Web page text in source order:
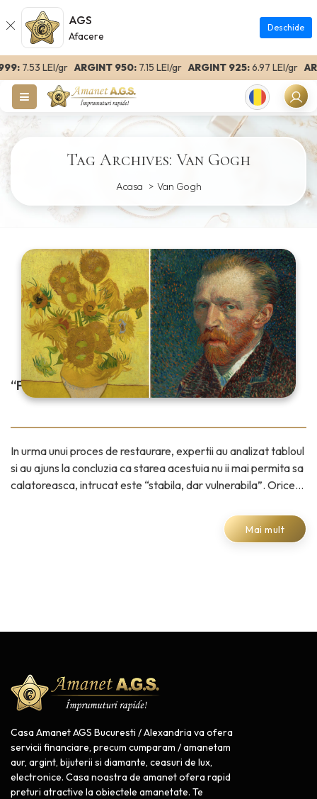
AGS
Afacere
Deschide
7.53 LEI/grARGINT 950:7.15 LEI/grARGINT 925:6.97 LEI/gr
Romanian
Tag Archives: Van Gogh
Acasa Van Gogh
“FLOAREA SOARELUI”
In urma unui proces de restaurare, expertii au analizat tabloul
si au ajuns la concluzia ca starea acestuia nu ii mai permita sa
calatoreasca, intrucat este “stabila, dar vulnerabila”. Orice
Mai mult
Casa Amanet AGS Bucuresti / Alexandria va ofera
servicii financiare, precum cumparam / amanetam
aur, argint, bijuterii si diamante, ceasuri de lux,
electronice. Casa noastra de amanet ofera rapid
preturi atractive la obiectele amanetate. Te